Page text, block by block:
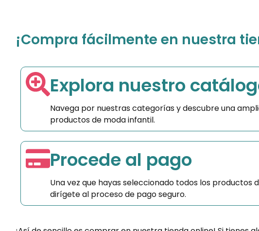
¡Compra fácilmente en nuestra
Explora nuestro
Navega por nuestras categorías y descubre una
productos de moda infantil.
Procede al pago
Una vez que hayas seleccionado todos los productos
dirígete al proceso de pago seguro.